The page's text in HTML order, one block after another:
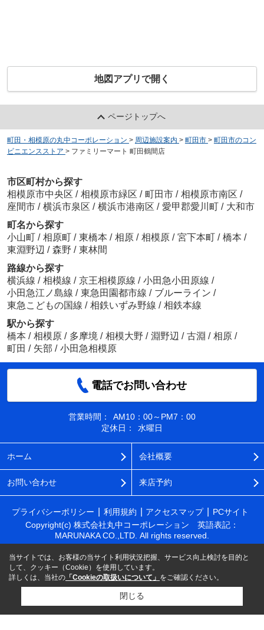
地図アプリで開く
ページトップへ
町田・相模原の丸中コーポレーション > 周辺施設案内 > 町田市 > 町田市のコン
ビニエンスストア > ファミリーマート 町田鶴間店
市区町村から探す
相模原市中央区 / 相模原市緑区 / 町田市 / 相模原市南区 /
座間市 / 横浜市泉区 / 横浜市港南区 / 愛甲郡愛川町 / 大和市
町名から探す
小山町 / 相原町 / 東橋本 / 相原 / 相模原 / 宮下本町 / 橋本 /
東淵野辺 / 森野 / 東林間
路線から探す
横浜線 / 相模線 / 京王相模原線 / 小田急小田原線 /
小田急江ノ島線 / 東急田園都市線 / ブルーライン /
東急こどもの国線 / 相鉄いずみ野線 / 相鉄本線
駅から探す
橋本 / 相模原 / 多摩境 / 相模大野 / 淵野辺 / 古淵 / 相原 /
町田 / 矢部 / 小田急相模原
電話でお問い合わせ
営業時間：
AM10：00～PM7：00
定休日：
水曜日
ホーム 会社概要
お問い合わせ 来店予約
プライバシーポリシー 利用規約 アクセスマップ
PCサイト
Copyright(c) 株式会社丸中コーポレーション 英語表記：
MARUNAKA CO.,LTD. All rights reserved.
当サイトでは、お客様の当サイト利用状況把握、サービス向上検討を目的と
して、クッキー（Cookie）を使用しています。
詳しくは、当社の 「Cookieの取扱いについて」 をご確認ください。
閉じる